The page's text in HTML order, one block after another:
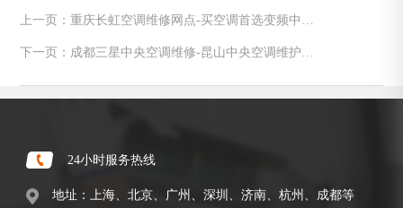
上一页：重庆长虹空调维修网点-买空调首选变频中央
下一页：成都三星中央空调维修-昆山中央空调维护技
24小时服务热线
地址：上海、北京、广州、深圳、济南、杭州、成都等